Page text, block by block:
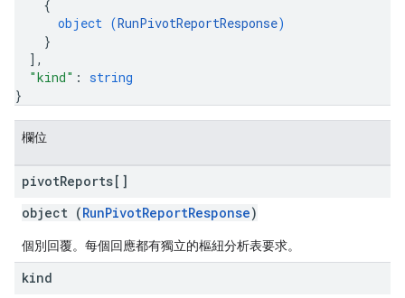
{
object (RunPivotReportResponse)
}
] ,
"kind" : string
}
欄位
pivotReports[]
object (RunPivotReportResponse)
個別回覆。每個回應都有獨立的樞紐分析表要求。
kind